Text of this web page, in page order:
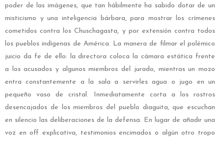
poder de las imágenes, que tan hábilmente ha sabido dotar de un
misticismo y una inteligencia bárbara, para mostrar los crímenes
cometidos contra los Chuschagasta, y por extensión contra todos
los pueblos indígenas de América. La manera de filmar el polémico
juicio da fe de ello: la directora coloca la cámara estática frente
a los acusados y algunos miembros del jurado, mientras un mozo
entra constantemente a la sala a servirles agua o jugo en un
pequeño vaso de cristal. Inmediatamente corta a los rostros
desencajados de los miembros del pueblo diaguita, que escuchan
en silencio las deliberaciones de la defensa. En lugar de añadir una
voz en off explicativa, testimonios encimados o algún otro tropo